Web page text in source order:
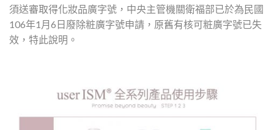
須送審取得化妝品廣字號，中央主管機關衛福部已於為民國
106年1月6日廢除粧廣字號申請，原舊有核可粧廣字號已失
效，特此說明。